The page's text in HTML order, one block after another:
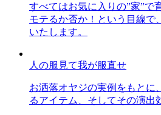
すべてはお気に入りの”家”で
モテるか否か！という目線で
いたします。
人の服見て我が服直せ
お洒落オヤジの実例をもとに
るアイテム、そしてその演出